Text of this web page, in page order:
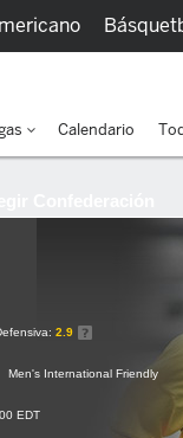
2.9
Men's International Friendly
EDT
Calendario